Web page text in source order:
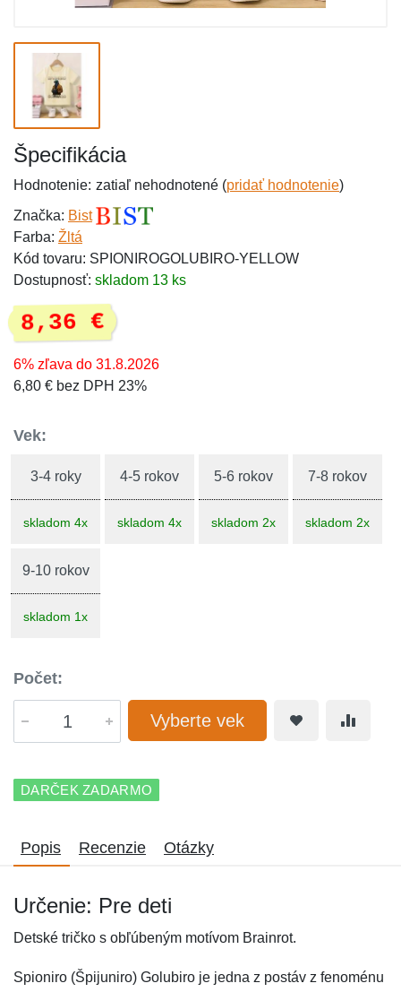
Špecifikácia
Hodnotenie: zatiaľ nehodnotené (pridať hodnotenie)
Značka: Bist
Farba: Žltá
Kód tovaru: SPIONIROGOLUBIRO-YELLOW
Dostupnosť: skladom 13 ks
8,36 €
6% zľava do 31.8.2026
6,80 € bez DPH 23%
Vek:
3-4 roky
skladom 4x
4-5 rokov
skladom 4x
5-6 rokov
skladom 2x
7-8 rokov
skladom 2x
9-10 rokov
skladom 1x
Počet:
Vyberte vek
DARČEK ZADARMO
Popis Recenzie Otázky
Určenie: Pre deti
Detské tričko s obľúbeným motívom Brainrot.
Spioniro (Špijuniro) Golubiro je jedna z postáv z fenoménu